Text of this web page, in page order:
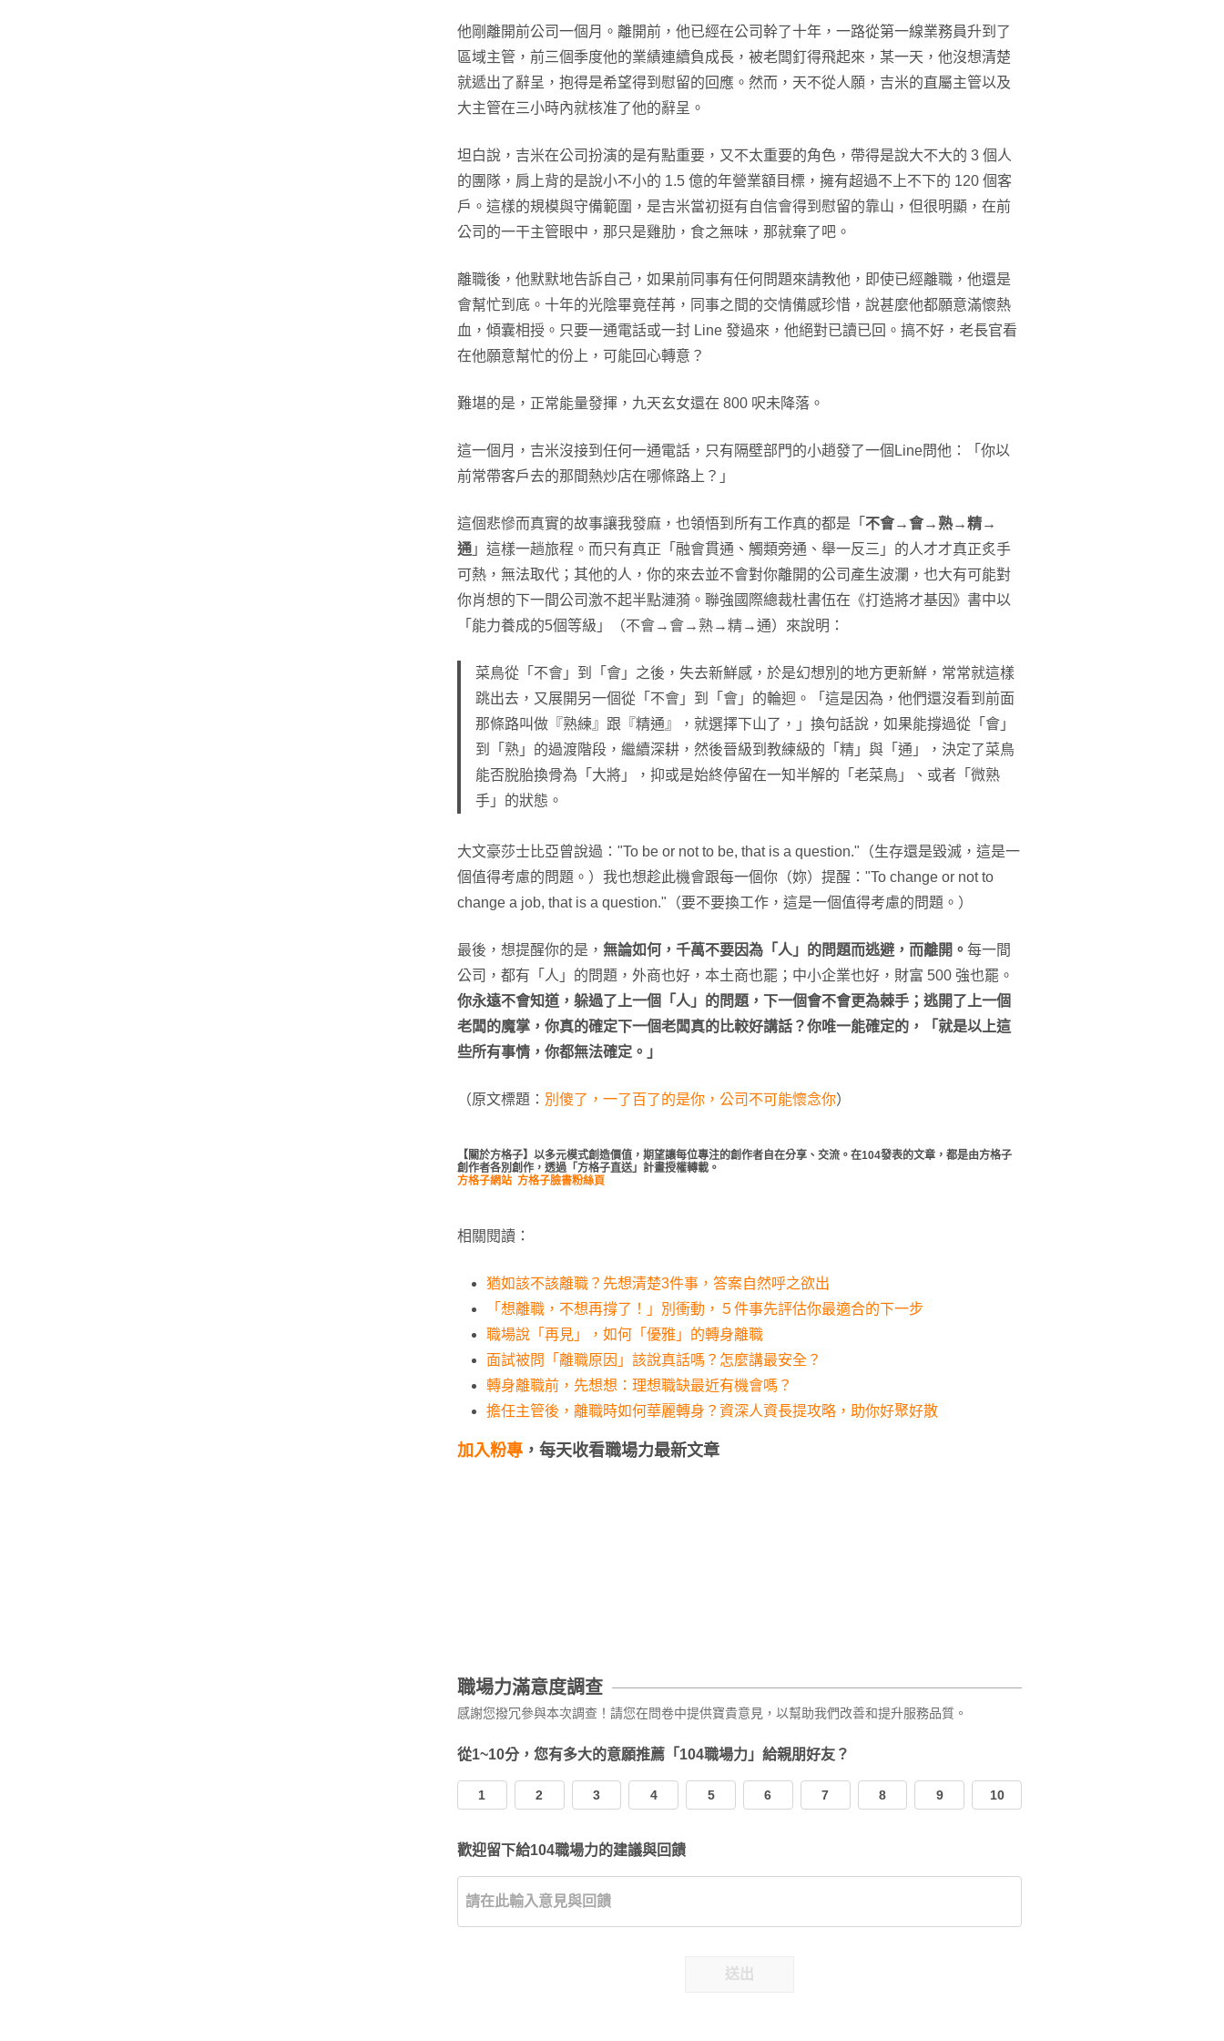
他剛離開前公司一個月。離開前，他已經在公司幹了十年，一路從第一線業務員升到了
區域主管，前三個季度他的業績連續負成長，被老闆釘得飛起來，某一天，他沒想清楚
就遞出了辭呈，抱得是希望得到慰留的回應。然而，天不從人願，吉米的直屬主管以及
大主管在三小時內就核准了他的辭呈。
坦白說，吉米在公司扮演的是有點重要，又不太重要的角色，帶得是說大不大的 3 個人
的團隊，肩上背的是說小不小的 1.5 億的年營業額目標，擁有超過不上不下的 120 個客
戶。這樣的規模與守備範圍，是吉米當初挺有自信會得到慰留的靠山，但很明顯，在前
公司的一干主管眼中，那只是雞肋，食之無味，那就棄了吧。
離職後，他默默地告訴自己，如果前同事有任何問題來請教他，即使已經離職，他還是
會幫忙到底。十年的光陰畢竟荏苒，同事之間的交情備感珍惜，說甚麼他都願意滿懷熱
血，傾囊相授。只要一通電話或一封 Line 發過來，他絕對已讀已回。搞不好，老長官看
在他願意幫忙的份上，可能回心轉意？
難堪的是，正常能量發揮，九天玄女還在 800 呎未降落。
這一個月，吉米沒接到任何一通電話，只有隔壁部門的小趙發了一個Line問他：「你以
前常帶客戶去的那間熱炒店在哪條路上？」
這個悲慘而真實的故事讓我發麻，也領悟到所有工作真的都是「 不會→會→熟→精→
通 」這樣一趟旅程。而只有真正「融會貫通、觸類旁通、舉一反三」的人才才真正炙手
可熱，無法取代；其他的人，你的來去並不會對你離開的公司產生波瀾，也大有可能對
你肖想的下一間公司激不起半點漣漪。聯強國際總裁杜書伍在《打造將才基因》書中以
「能力養成的5個等級」（不會→會→熟→精→通）來說明：
菜鳥從「不會」到「會」之後，失去新鮮感，於是幻想別的地方更新鮮，常常就這樣
跳出去，又展開另一個從「不會」到「會」的輪迴。「這是因為，他們還沒看到前面
那條路叫做『熟練』跟『精通』，就選擇下山了，」換句話說，如果能撐過從「會」
到「熟」的過渡階段，繼續深耕，然後晉級到教練級的「精」與「通」，決定了菜鳥
能否脫胎換骨為「大將」，抑或是始終停留在一知半解的「老菜鳥」、或者「微熟
手」的狀態。
大文豪莎士比亞曾說過："To be or not to be, that is a question."（生存還是毀滅，這是一
個值得考慮的問題。）我也想趁此機會跟每一個你（妳）提醒："To change or not to
change a job, that is a question."（要不要換工作，這是一個值得考慮的問題。）
最後，想提醒你的是， 無論如何，千萬不要因為「人」的問題而逃避，而離開。 每一間
公司，都有「人」的問題，外商也好，本土商也罷；中小企業也好，財富 500 強也罷。
你永遠不會知道，躲過了上一個「人」的問題，下一個會不會更為棘手；逃開了上一個
老闆的魔掌，你真的確定下一個老闆真的比較好講話？你唯一能確定的，「就是以上這
些所有事情，你都無法確定。」
（原文標題： 別傻了，一了百了的是你，公司不可能懷念你）
【關於方格子】以多元模式創造價值，期望讓每位專注的創作者自在分享、交流。在104發表的文章，都是由方格子
創作者各別創作，透過「方格子直送」計畫授權轉載。
方格子網站 方格子臉書粉絲頁
相關閱讀：
猶如該不該離職？先想清楚3件事，答案自然呼之欲出
「想離職，不想再撐了！」別衝動，５件事先評估你最適合的下一步
職場說「再見」，如何「優雅」的轉身離職
面試被問「離職原因」該說真話嗎？怎麼講最安全？
轉身離職前，先想想：理想職缺最近有機會嗎？
擔任主管後，離職時如何華麗轉身？資深人資長提攻略，助你好聚好散
加入粉專 ，每天收看職場力最新文章
職場力滿意度調查
感謝您撥冗參與本次調查！請您在問卷中提供寶貴意見，以幫助我們改善和提升服務品質。
從1~10分，您有多大的意願推薦「104職場力」給親朋好友？
1 2 3 4 5 6 7 8 9 10
歡迎留下給104職場力的建議與回饋
送出